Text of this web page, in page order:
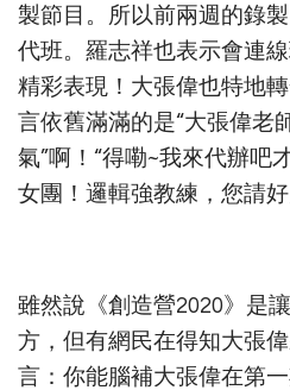
製節目。所以前兩週的錄
代班。羅志祥也表示會連
精彩表現！大張偉也特地
言依舊滿滿的是“大張偉老
氣”啊！“得嘞~我來代辦吧
女團！邏輯強教練，您請好
雖然說《創造營2020》是
方，但有網民在得知大張
言：你能腦補大張偉在第